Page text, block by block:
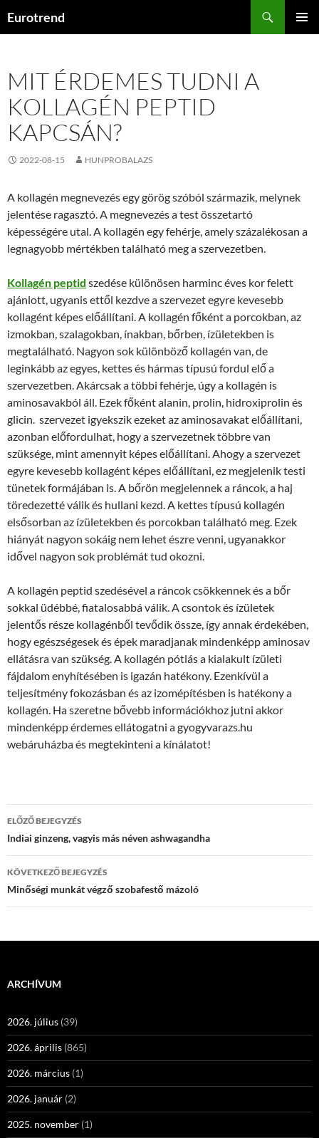
Eurotrend
MIT ÉRDEMES TUDNI A
KOLLAGÉN PEPTID
KAPCSÁN?
2022-08-15 HUNPROBALAZS
A kollagén megnevezés egy görög szóból származik, melynek
jelentése ragasztó. A megnevezés a test összetartó
képességére utal. A kollagén egy fehérje, amely százalékosan a
legnagyobb mértékben található meg a szervezetben.
Kollagén peptid szedése különösen harminc éves kor felett
ajánlott, ugyanis ettől kezdve a szervezet egyre kevesebb
kollagént képes előállítani. A kollagén főként a porcokban, az
izmokban, szalagokban, ínakban, bőrben, ízületekben is
megtalálható. Nagyon sok különböző kollagén van, de
leginkább az egyes, kettes és hármas típusú fordul elő a
szervezetben. Akárcsak a többi fehérje, úgy a kollagén is
aminosavakból áll. Ezek főként alanin, prolin, hidroxiprolin és
glicin. szervezet igyekszik ezeket az aminosavakat előállítani,
azonban előfordulhat, hogy a szervezetnek többre van
szüksége, mint amennyit képes előállítani. Ahogy a szervezet
egyre kevesebb kollagént képes előállítani, ez megjelenik testi
tünetek formájában is. A bőrön megjelennek a ráncok, a haj
töredezetté válik és hullani kezd. A kettes típusú kollagén
elsősorban az ízületekben és porcokban található meg. Ezek
hiányát nagyon sokáig nem lehet észre venni, ugyanakkor
idővel nagyon sok problémát tud okozni.
A kollagén peptid szedésével a ráncok csökkennek és a bőr
sokkal üdébbé, fiatalosabbá válik. A csontok és ízületek
jelentős része kollagénből tevődik össze, így annak érdekében,
hogy egészségesek és épek maradjanak mindenképp aminosav
ellátásra van szükség. A kollagén pótlás a kialakult ízületi
fájdalom enyhítésében is igazán hatékony. Ezenkívül a
teljesítmény fokozásban és az izomépítésben is hatékony a
kollagén. Ha szeretne bővebb információkhoz jutni akkor
mindenképp érdemes ellátogatni a gyogyvarazs.hu
webáruházba és megtekinteni a kínálatot!
Bejegyzés
navigáció
ELŐZŐ BEJEGYZÉS
Indiai ginzeng, vagyis más néven ashwagandha
KÖVETKEZŐ BEJEGYZÉS
Minőségi munkát végző szobafestő mázoló
ARCHÍVUM
2026. július (39)
2026. április (865)
2026. március (1)
2026. január (2)
2025. november (1)